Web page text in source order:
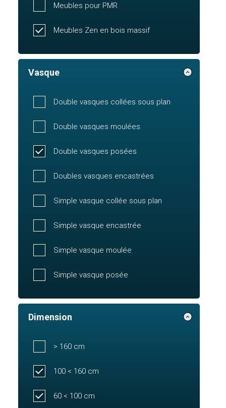
Meubles pour PMR
Meubles Zen en bois massif
Vasque
Double vasques collées sous plan
Double vasques moulées
Double vasques posées
Doubles vasques encastrées
Simple vasque collée sous plan
Simple vasque encastrée
Simple vasque moulée
Simple vasque posée
Dimension
> 160 cm
100 < 160 cm
60 < 100 cm